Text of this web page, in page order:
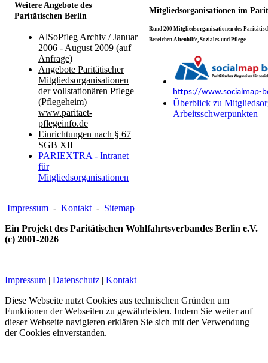
Weitere Angebote des
Paritätischen Berlin
Mitgliedsorganisationen im
AlSoPfleg Archiv / Januar
2006 - August 2009 (auf
Anfrage)
Angebote Paritätischer
Mitgliedsorganisationen
der vollstationären Pflege
(Pflegeheim)
www.paritaet-
pflegeinfo.de
Einrichtungen nach § 67
SGB XII
PARIEXTRA - Intranet
für
Mitgliedsorganisationen
Rund 200 Mitgliedsorganisationen des
Bereichen Altenhilfe, Soziales und Pflege.
https://www.socialmap-
Überblick zu
Arbeitsschwerpunkten
Impressum - Kontakt - Sitemap
Ein Projekt des Paritätischen Wohlfahrtsverbandes Berlin e.V.
(c) 2001-2026
Impressum | Datenschutz | Kontakt
Diese Webseite nutzt Cookies aus technischen Gründen um
Funktionen der Webseiten zu gewährleisten. Indem Sie weiter auf
dieser Webseite navigieren erklären Sie sich mit der Verwendung
der Cookies einverstanden.